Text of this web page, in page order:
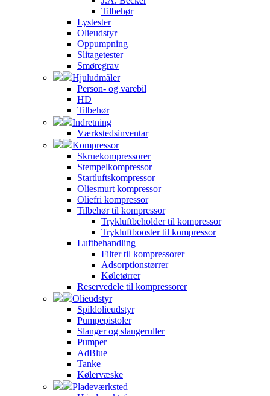
Tilbehør
Lystester
Olieudstyr
Oppumpning
Slitagetester
Smøregrav
Hjuludmåler
Person- og varebil
HD
Tilbehør
Indretning
Værkstedsinventar
Kompressor
Skruekompressorer
Stempelkompressor
Startluftskompressor
Oliesmurt kompressor
Oliefri kompressor
Tilbehør til kompressor
Trykluftbeholder til kompressor
Trykluftbooster til kompressor
Luftbehandling
Filter til kompressorer
Adsorptionstørrer
Køletørrer
Reservedele til kompressorer
Olieudstyr
Spildolieudstyr
Pumpepistoler
Slanger og slangeruller
Pumper
AdBlue
Tanke
Kølervæske
Pladeværksted